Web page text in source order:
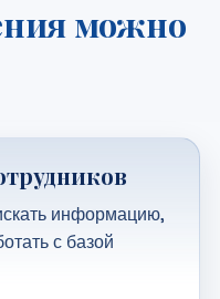
можно
информацию,
с базой